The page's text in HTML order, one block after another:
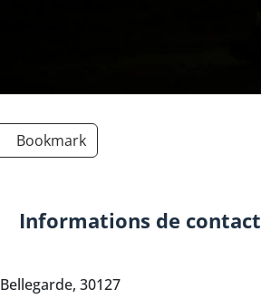
Bookmark
Informations de contact
Bellegarde, 30127